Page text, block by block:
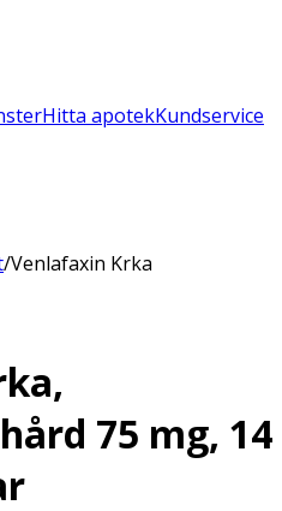
Hitta apotekKundservice
/Venlafaxin Krka
75 mg, 14